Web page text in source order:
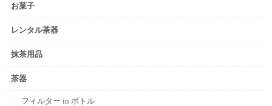
お菓子
レンタル茶器
抹茶用品
茶器
フィルター in ボトル